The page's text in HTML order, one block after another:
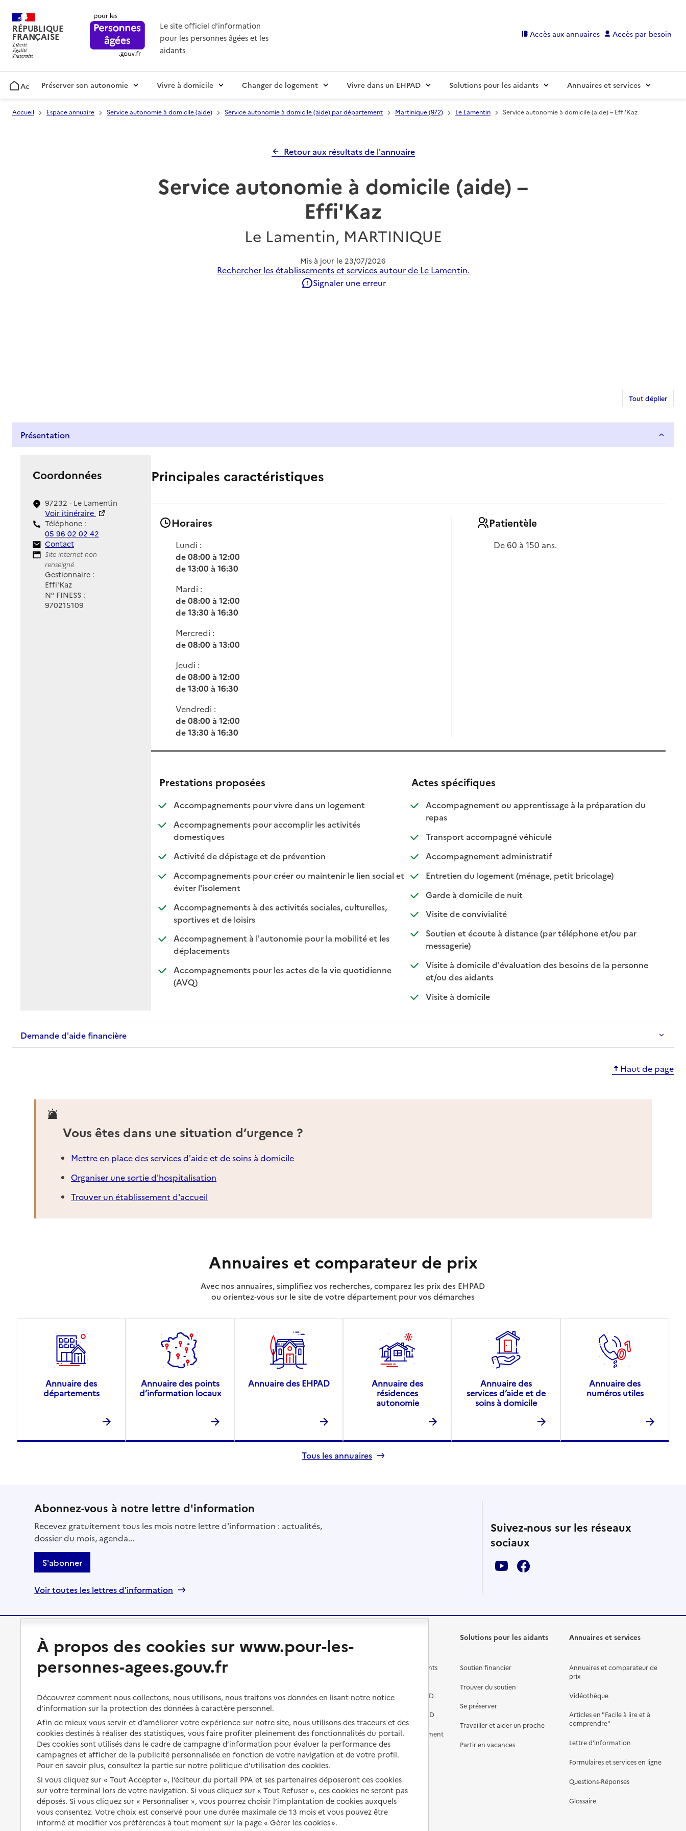
RÉPUBLIQUE
FRANÇAISE
Le site officiel d'information
pour les personnes âgées et les
aidants
Accès aux annuaires Accès par besoin
AccueilPréserver son autonomie Vivre à domicile Changer de logement Vivre dans un EHPAD Solutions pour les aidants Annuaires et services
Accueil Espace annuaire Service autonomie à domicile (aide) Service autonomie à domicile (aide) par département Martinique (972) Le Lamentin Service autonomie à domicile (aide) – Effi'Kaz
Retour aux résultats de l'annuaire
Service autonomie à domicile (aide) –
Effi'Kaz
Le Lamentin, MARTINIQUE
Mis à jour le 23/07/2026
Rechercher les établissements et services autour de Le Lamentin.
Signaler une erreur
Tout déplier
Présentation
Coordonnées
97232 - Le Lamentin
Voir itinéraire
Téléphone :
05 96 02 02 42
Contact
Contact
Site Internet
Site internet non
renseigné
Gestionnaire :
Effi'Kaz
N° FINESS :
970215109
Principales caractéristiques
Horaires
Lundi :
de 08:00 à 12:00
de 13:00 à 16:30
Mardi :
de 08:00 à 12:00
de 13:30 à 16:30
Mercredi :
de 08:00 à 13:00
Jeudi :
de 08:00 à 12:00
de 13:00 à 16:30
Vendredi :
de 08:00 à 12:00
de 13:30 à 16:30
Patientèle
De 60 à 150 ans.
Prestations proposées
Accompagnements pour vivre dans un logement: disponible
: non disponible
Accompagnements pour accomplir les activités
domestiques: disponible
: non disponible
Activité de dépistage et de prévention: disponible
: non disponible
Accompagnements pour créer ou maintenir le lien social et
éviter l'isolement: disponible
: non disponible
Accompagnements à des activités sociales, culturelles,
sportives et de loisirs: disponible
: non disponible
Accompagnement à l'autonomie pour la mobilité et les
déplacements: disponible
: non disponible
Accompagnements pour les actes de la vie quotidienne
(AVQ)
: disponible
: non disponible
Actes spécifiques
Accompagnement ou apprentissage à la préparation du
repas
: disponible
: non disponible
Transport accompagné véhiculé: disponible
: non disponible
Accompagnement administratif: disponible
: non disponible
Entretien du logement (ménage, petit bricolage): disponible
: non disponible
Garde à domicile de nuit: disponible
: non disponible
Visite de convivialité: disponible
: non disponible
Soutien et écoute à distance (par téléphone et/ou par
messagerie): disponible
: non disponible
Visite à domicile d'évaluation des besoins de la personne
et/ou des aidants: disponible
: non disponible
Visite à domicile: disponible
: non disponible
Demande d'aide financière
Haut de page
Vous êtes dans une situation d’urgence ?
Mettre en place des services d'aide et de soins à domicile
Organiser une sortie d'hospitalisation
Trouver un établissement d'accueil
Annuaires et comparateur de prix
Avec nos annuaires, simplifiez vos recherches, comparez les prix des EHPAD
ou orientez-vous sur le site de votre département pour vos démarches
Annuaire des
départements
Annuaire des points
d’information locaux
Annuaire des EHPAD
Annuaire des
résidences
autonomie
Annuaire des
services d’aide et de
soins à domicile
Annuaire des
numéros utiles
Tous les annuaires
Abonnez-vous à notre lettre d'information
Recevez gratuitement tous les mois notre lettre d'information : actualités,
dossier du mois, agenda...
S'abonner
Voir toutes les lettres d'information
Suivez-nous sur les réseaux
sociaux
Préserver son autonomie
Perte d'autonomie : évaluation
et droits
Aménager son logement et
s'équiper
Préserver son autonomie et sa
santé
Organiser à l'avance sa propre
protection
Les mesures de protection
Les obligations de la famille
À qui s’adresser ?
Bénéficier d'aide à domicile
Aides financières
Solutions d'accueil temporaire
Partager son logement
Vivre à domicile avec une
maladie ou un handicap
Être hospitalisé
Fin de vie à domicile
services pour seniors
Vivre en accueil familial
Autres solutions de logement
Les différents établissements
Préparer l'entrée en EHPAD
Aides financières en EHPAD
Prévention, accompagnement
et soins
Comprendre les prix en
Droits en EHPAD
Fin de vie en EHPAD
Solutions pour les aidants
Soutien financier
Trouver du soutien
Se préserver
Travailler et aider un proche
Partir en vacances
Annuaires et services
Annuaires et comparateur de
prix
Vidéothèque
Articles en "Facile à lire et à
comprendre"
Lettre d'information
Formulaires et services en ligne
Questions-Réponses
Glossaire
À propos des cookies sur www.pour-les-
personnes-agees.gouv.fr
Découvrez comment nous collectons, nous utilisons, nous traitons vos données en lisant notre notice
d’information sur la protection des données à caractère personnel.
Afin de mieux vous servir et d’améliorer votre expérience sur notre site, nous utilisons des traceurs et des
cookies destinés à réaliser des statistiques, vous faire profiter pleinement des fonctionnalités du portail.
Des cookies sont utilisés dans le cadre de campagne d’information pour évaluer la performance des
campagnes et afficher de la publicité personnalisée en fonction de votre navigation et de votre profil.
Pour en savoir plus, consultez la partie sur notre politique d'utilisation des cookies.
Si vous cliquez sur « Tout Accepter », l’éditeur du portail PPA et ses partenaires déposeront ces cookies
sur votre terminal lors de votre navigation. Si vous cliquez sur « Tout Refuser », ces cookies ne seront pas
déposés. Si vous cliquez sur « Personnaliser », vous pourrez choisir l’implantation de cookies auxquels
vous consentez. Votre choix est conservé pour une durée maximale de 13 mois et vous pouvez être
informé et modifier vos préférences à tout moment sur la page « Gérer les cookies ».